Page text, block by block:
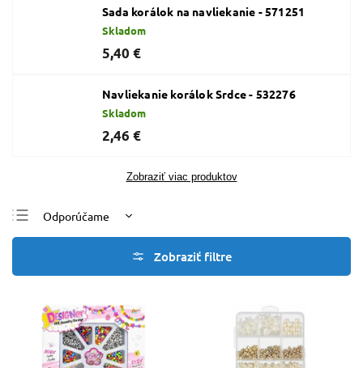
Sada korálok na navliekanie - 571251
Skladom
5,40 €
Navliekanie korálok Srdce - 532276
Skladom
2,46 €
Zobraziť viac produktov
Odporúčame
Najlacnejšie
Abecedne